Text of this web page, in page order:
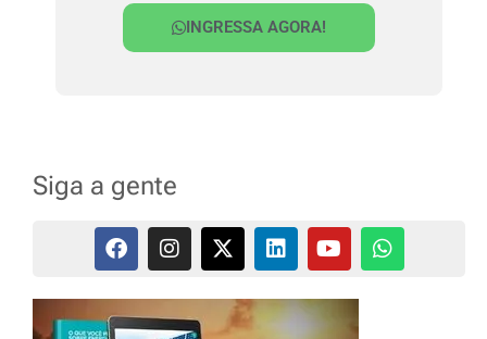
INGRESSA AGORA!
Siga a gente